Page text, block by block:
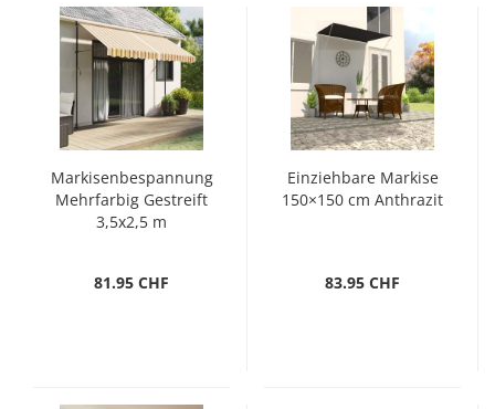
Markisenbespannung
Mehrfarbig Gestreift
3,5x2,5 m
81.95 CHF
Einziehbare Markise
150×150 cm Anthrazit
83.95 CHF